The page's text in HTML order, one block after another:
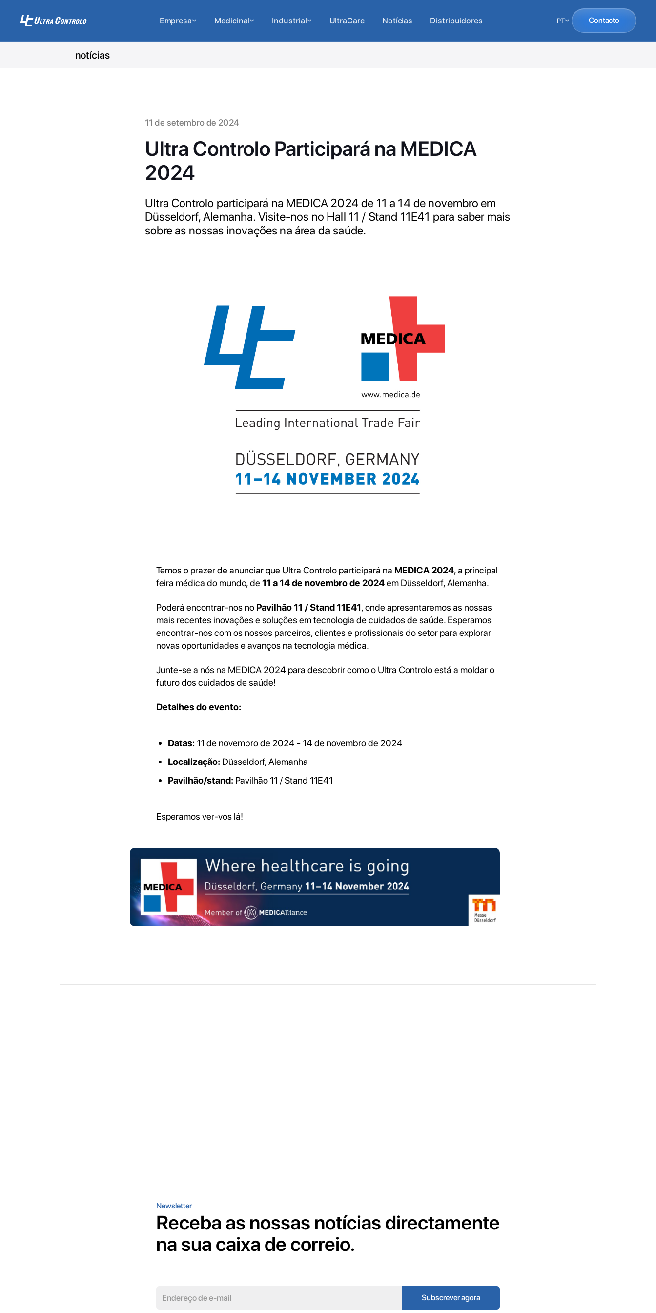
Empresa Medicinal Industrial UltraCare Notícias Distribuidores PT Contacto
notícias
11 de setembro de 2024
Ultra Controlo Participará na MEDICA
2024
Ultra Controlo participará na MEDICA 2024 de 11 a 14 de novembro em
Düsseldorf, Alemanha. Visite-nos no Hall 11 / Stand 11E41 para saber mais
sobre as nossas inovações na área da saúde.
Temos o prazer de anunciar que Ultra Controlo participará na MEDICA 2024, a principal
feira médica do mundo, de11 a 14 de novembro de 2024em Düsseldorf, Alemanha.
Poderá encontrar-nos no Pavilhão 11 / Stand 11E41, onde apresentaremos as nossas
mais recentes inovações e soluções em tecnologia de cuidados de saúde. Esperamos
encontrar-nos com os nossos parceiros, clientes e profissionais do setor para explorar
novas oportunidades e avanços na tecnologia médica.
Junte-se a nós na MEDICA 2024 para descobrir como o Ultra Controlo está a moldar o
futuro dos cuidados de saúde!
Detalhes do evento:
Datas: 11 de novembro de 2024 - 14 de novembro de 2024
Localização: Düsseldorf, Alemanha
Pavilhão/stand: Pavilhão 11 / Stand 11E41
Esperamos ver-vos lá!
Newsletter
Receba as nossas notícias directamente
na sua caixa de correio.